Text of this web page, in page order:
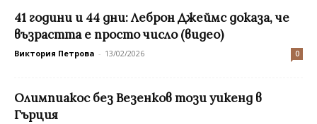
41 години и 44 дни: Леброн Джеймс доказа, че
възрастта е просто число (видео)
Виктория Петрова - 13/02/2026 0
Олимпиакос без Везенков този уикенд в
Гърция